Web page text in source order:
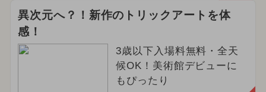
異次元へ？！新作のトリックアートを体
感！
3歳以下入場料無料・全天
候OK！美術館デビューに
もぴったり